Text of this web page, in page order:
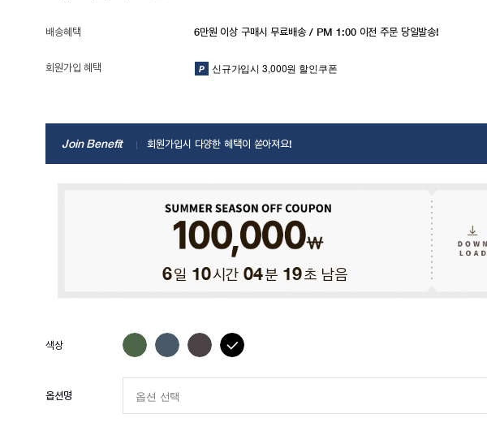
배송혜택 6만원 이상 구매시 무료배송 / PM 1:00 이전 주문 당일발송!
회원가입 혜택 신규가입시 3,000원 할인쿠폰
Join Benefit 회원가입시 다양한 혜택이 쏟아져요!
6일 10시간 04분 17초 남음
옵션명